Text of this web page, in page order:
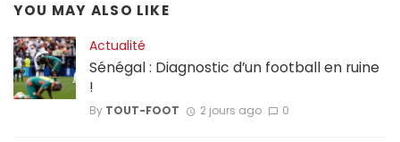
YOU MAY ALSO LIKE
Actualité
Sénégal : Diagnostic d’un football en ruine
!
By TOUT-FOOT 2 jours ago 0